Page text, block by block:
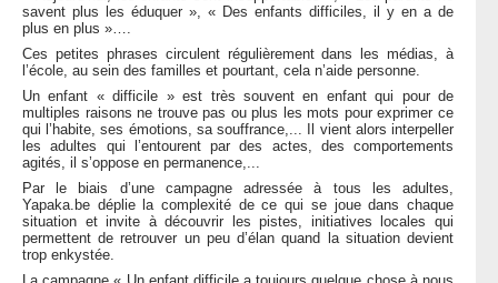
MENTIONS LÉGALES
CONTACT
savent plus les éduquer », « Des enfants difficiles, il y en a de
plus en plus »….
Ces petites phrases circulent régulièrement dans les médias, à
l’école, au sein des familles et pourtant, cela n’aide personne.
Un enfant « difficile » est très souvent en enfant qui pour de
multiples raisons ne trouve pas ou plus les mots pour exprimer ce
qui l’habite, ses émotions, sa souffrance,... Il vient alors interpeller
les adultes qui l’entourent par des actes, des comportements
agités, il s’oppose en permanence,...
Par le biais d’une campagne adressée à tous les adultes,
Yapaka.be déplie la complexité de ce qui se joue dans chaque
situation et invite à découvrir les pistes, initiatives locales qui
permettent de retrouver un peu d’élan quand la situation devient
trop enkystée.